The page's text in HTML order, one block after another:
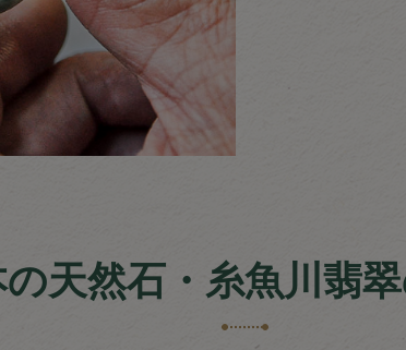
天然石・糸魚川翡